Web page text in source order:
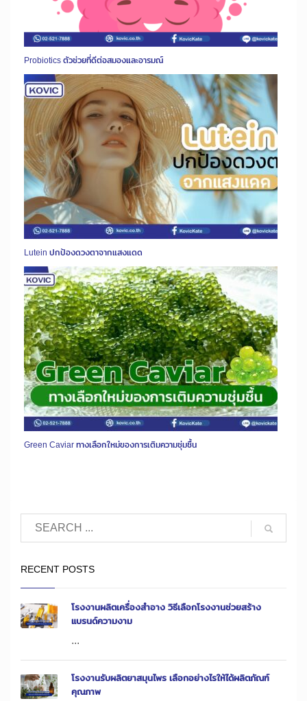
Probiotics ตัวช่วยที่ดีต่อสมองและอารมณ์
Lutein ปกป้องดวงตาจากแสงแดด
Green Caviar ทางเลือกใหม่ของการเติมความชุ่มชื้น
RECENT POSTS
โรงงานผลิตเครื่องสำอาง วิธีเลือกโรงงานช่วยสร้าง
แบรนด์ความงาม
...
โรงงานรับผลิตยาสมุนไพร เลือกอย่างไรให้ได้ผลิตภัณฑ์
คุณภาพ